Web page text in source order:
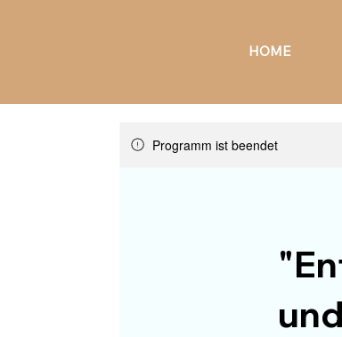
HOME
Programm ist beendet